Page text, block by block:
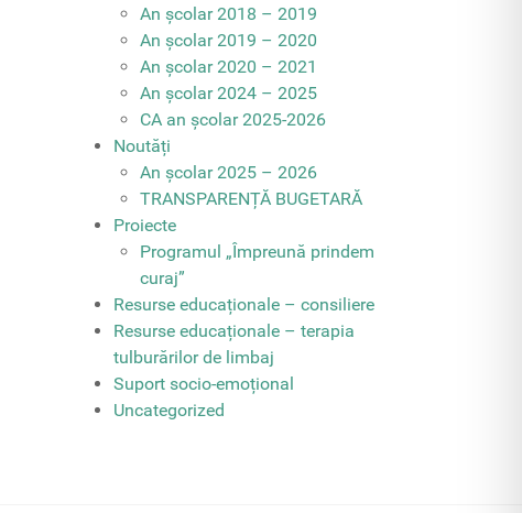
An școlar 2018 – 2019
An școlar 2019 – 2020
An școlar 2020 – 2021
An școlar 2024 – 2025
CA an școlar 2025-2026
Noutăți
An școlar 2025 – 2026
TRANSPARENȚĂ BUGETARĂ
Proiecte
Programul „Împreună prindem
curaj”
Resurse educaționale – consiliere
Resurse educaționale – terapia
tulburărilor de limbaj
Suport socio-emoțional
Uncategorized